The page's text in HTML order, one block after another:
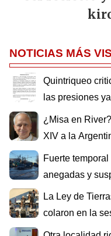
NOTICIAS MÁS
Quintriqueo
las presiones
¿Misa en
XIV a la
Fuerte
anegadas y
La Ley de
colaron en la